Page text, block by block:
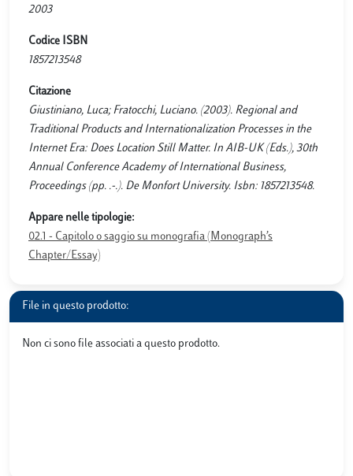
2003
Codice ISBN
1857213548
Citazione
Giustiniano, Luca; Fratocchi, Luciano. (2003). Regional and
Traditional Products and Internationalization Processes in the
Internet Era: Does Location Still Matter. In AIB-UK (Eds.), 30th
Annual Conference Academy of International Business,
Proceedings (pp. .-.). De Monfort University. Isbn: 1857213548.
Appare nelle tipologie:
02.1 - Capitolo o saggio su monografia (Monograph’s
Chapter/Essay)
File in questo prodotto:
Non ci sono file associati a questo prodotto.